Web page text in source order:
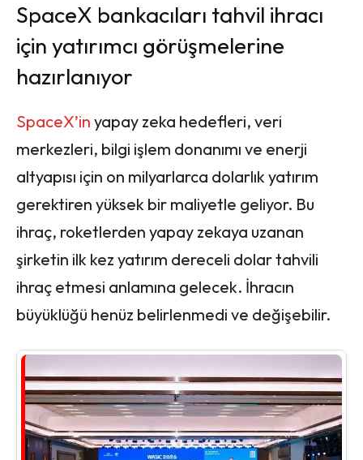
SpaceX bankacıları tahvil ihracı
için yatırımcı görüşmelerine
hazırlanıyor
SpaceX’in yapay zeka hedefleri, veri
merkezleri, bilgi işlem donanımı ve enerji
altyapısı için on milyarlarca dolarlık yatırım
gerektiren yüksek bir maliyetle geliyor. Bu
ihraç, roketlerden yapay zekaya uzanan
şirketin ilk kez yatırım dereceli dolar tahvili
ihraç etmesi anlamına gelecek. İhracın
büyüklüğü henüz belirlenmedi ve değişebilir.